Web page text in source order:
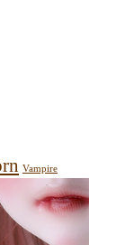
Vampire